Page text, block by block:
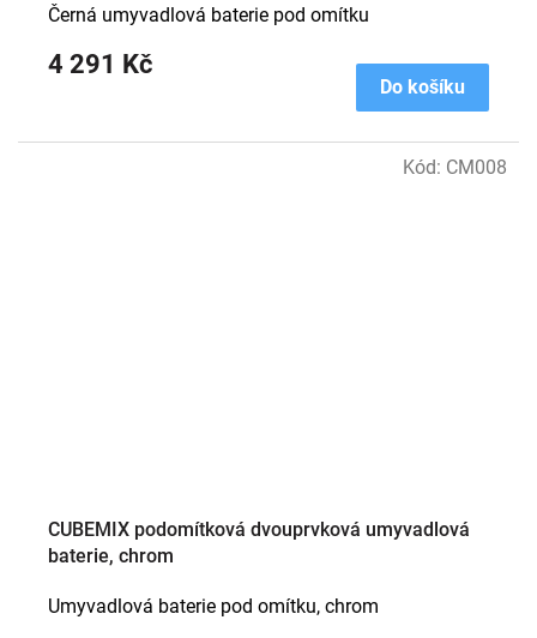
4 291 Kč
Do košíku
Černá umyvadlová baterie pod omítku
CUBEMIX podomítková dvouprvková umyvadlová
baterie, chrom
Umyvadlová baterie pod omítku, chrom
Kód: CM008